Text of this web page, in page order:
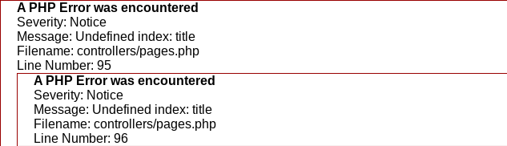
A PHP Error was encountered
Severity: Notice
Message: Undefined index: title
Filename: controllers/pages.php
Line Number: 95
A PHP Error was encountered
Severity: Notice
Message: Undefined index: title
Filename: controllers/pages.php
Line Number: 96